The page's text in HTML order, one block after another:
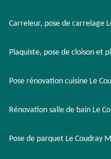
Carreleur, pose de carrelage
Plaquiste, pose de cloison et
Pose rénovation cuisine Le
Rénovation salle de bain Le
Pose de parquet Le Coudray